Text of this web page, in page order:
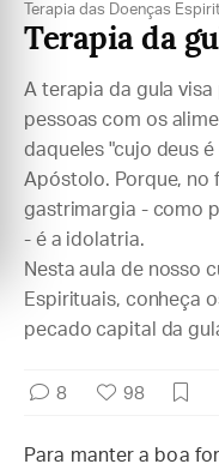
Terapia das Doenças
Terapia da
A terapia da gula
pessoas com os
daqueles "cujo deus
Apóstolo. Porque, no
gastrimargia - como
- é a idolatria.
Nesta aula de nosso
Espirituais, conheça
pecado capital da
8 98
Para manter a boa